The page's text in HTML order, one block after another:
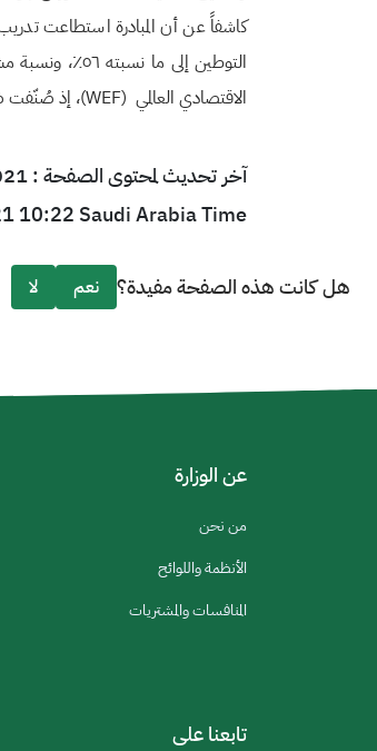
الاقتصادي العالمي (WEF)، إذ صُنّفت ضمن الدول العشر الأوائل عالميًا في المهارات الرقمية، كما حصد برنامج تمكين المرأة جائزة "متساوون في التقنية" من الاتحاد الدولي للاتصالات لعام ٢٠٢٠.
آخر تحديث لمحتوى الصفحة : 12/08/2021 10:22 بتوقيت السعودية
10:22 Saudi Arabia Time
هل كانت هذه الصفحة مفيدة؟ نعم لا
عن الوزارة
من نحن
الأنظمة واللوائح
المنافسات والمشتريات
تابعنا على